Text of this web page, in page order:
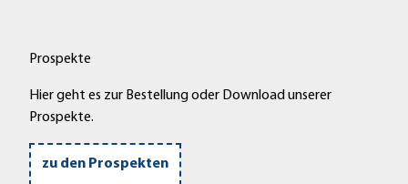
Prospekte
Hier geht es zur Bestellung oder Download unserer
Prospekte.
zu den Prospekten